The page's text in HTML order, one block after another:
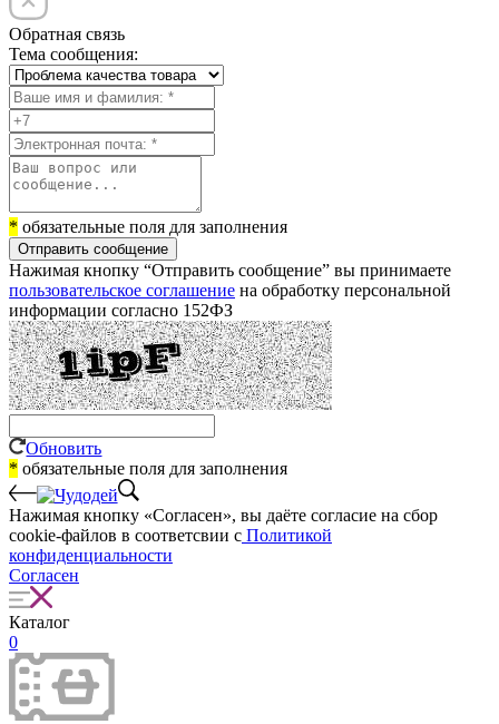
Обратная связь
Тема сообщения:
* обязательные поля для заполнения
Отправить сообщение
Нажимая кнопку “Отправить сообщение” вы принимаете
пользовательское соглашение на обработку персональной
информации согласно 152ФЗ
Обновить
* обязательные поля для заполнения
Нажимая кнопку «Согласен», вы даёте cогласие на сбор
cookie-файлов в соответсвии с Политикой
конфиденциальности
Согласен
Каталог
0